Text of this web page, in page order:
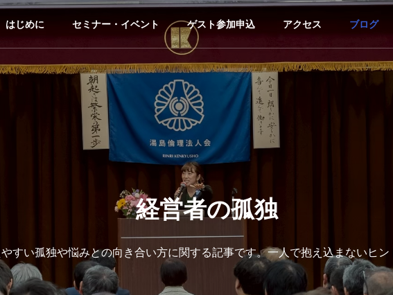
はじめに セミナー・イベント ゲスト参加申込 アクセス ブログ
経営者の孤独
すい孤独や悩みとの向き合い方に関する記事です。一人で抱え込まないヒ